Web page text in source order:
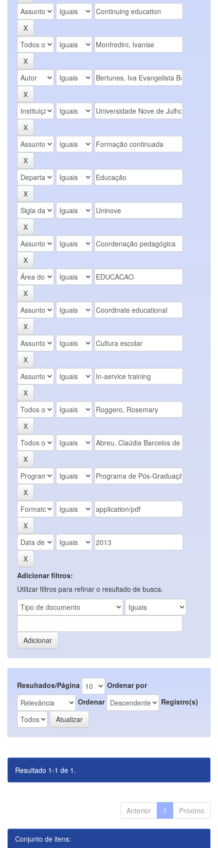
Adicionar filtros:
Utilizar filtros para refinar o resultado de busca.
Resultados/Página
Ordenar por
Ordenar
Registro(s)
Resultado 1-1 de 1.
Anterior 1 Próximo
Conjunto de itens: